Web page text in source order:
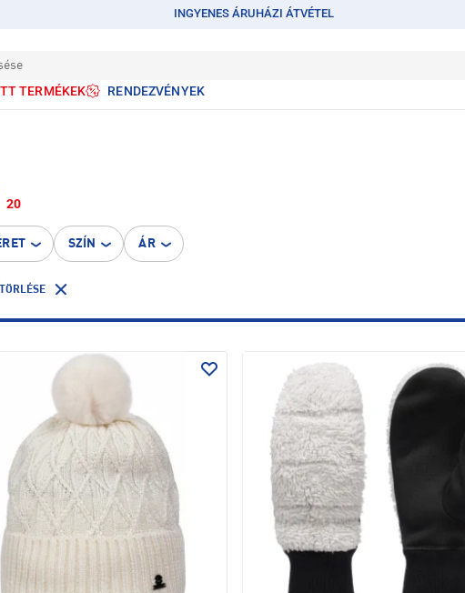
INGYENES ÁRUHÁZI ÁTVÉTEL
TERMÉKEK RENDEZVÉNYEK
20
SZÍN ÁR